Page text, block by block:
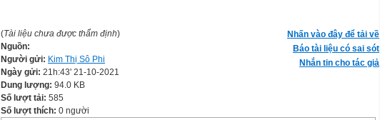
Nhấn vào đây để tải về
Báo tài liệu có sai sót
Nhắn tin cho tác giả
(Tài liệu chưa được thẩm định)
Nguồn:
Người gửi: Kim Thị Sô Phi
Ngày gửi: 21h:43' 21-10-2021
Dung lượng: 94.0 KB
Số lượt tải: 585
Số lượt thích: 0 người